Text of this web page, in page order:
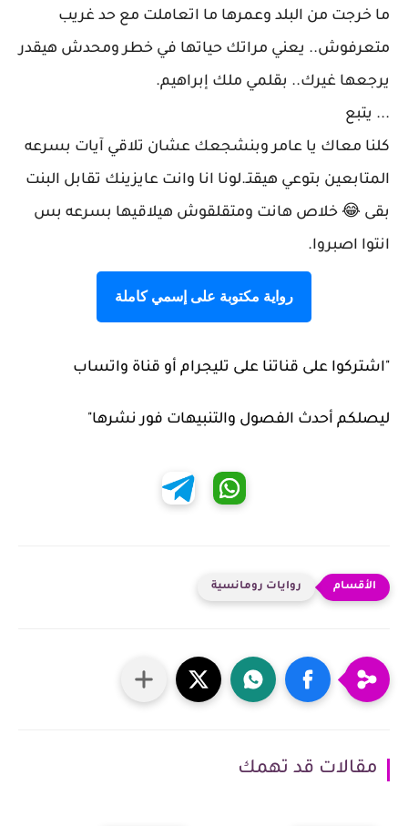
ما خرجت من البلد وعمرها ما اتعاملت مع حد غريب
متعرفوش.. يعني مراتك حياتها في خطر ومحدش هيقدر
يرجعها غيرك.. بقلمي ملك إبراهيم.
... يتبع
كلنا معاك يا عامر وبنشجعك عشان تلاقي آيات بسرعه
المتابعين بتوعي هيقتـ.لونا انا وانت عايزينك تقابل البنت
بقى 😂 خلاص هانت ومتقلقوش هيلاقيها بسرعه بس
انتوا اصبروا.
رواية مكتوبة على إسمي كاملة
"اشتركوا على قناتنا على تليجرام أو قناة واتساب
ليصلكم أحدث الفصول والتنبيهات فور نشرها"
روايات رومانسية
مقالات قد تهمك